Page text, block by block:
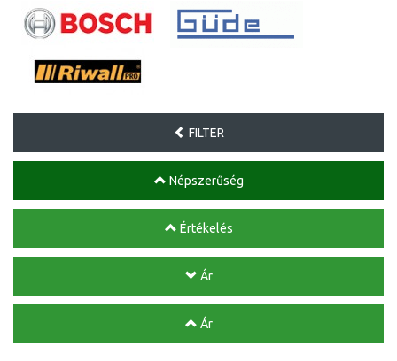
FILTER
Népszerűség
Értékelés
Ár
Ár